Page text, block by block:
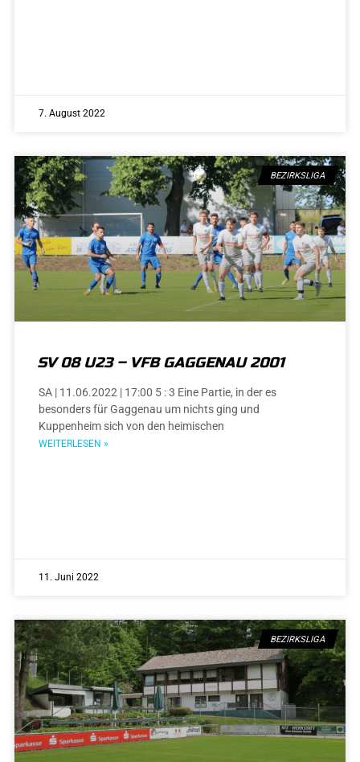
7. August 2022
BEZIRKSLIGA
SV 08 U23 – VFB GAGGENAU 2001
SA | 11.06.2022 | 17:00 5 : 3 Eine Partie, in der es
besonders für Gaggenau um nichts ging und
Kuppenheim sich von den heimischen
WEITERLESEN »
11. Juni 2022
BEZIRKSLIGA